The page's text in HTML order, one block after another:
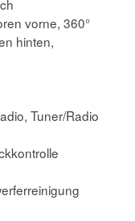
vorne, 360°
hinten,
Tuner/Radio